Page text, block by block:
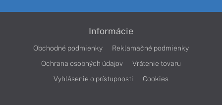
Informácie
Obchodné podmienky
Reklamačné podmienky
Ochrana osobných údajov
Vrátenie tovaru
Vyhlásenie o prístupnosti
Cookies